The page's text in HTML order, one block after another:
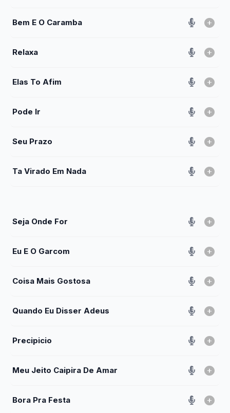
Bem E O Caramba
Relaxa
Elas To Afim
Pode Ir
Seu Prazo
Ta Virado Em Nada
Seja Onde For
Eu E O Garcom
Coisa Mais Gostosa
Quando Eu Disser Adeus
Precipicio
Meu Jeito Caipira De Amar
Bora Pra Festa